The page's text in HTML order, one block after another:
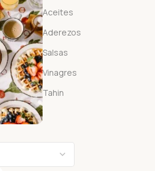
Aceites
Aderezos
Salsas
Vinagres
Tahin